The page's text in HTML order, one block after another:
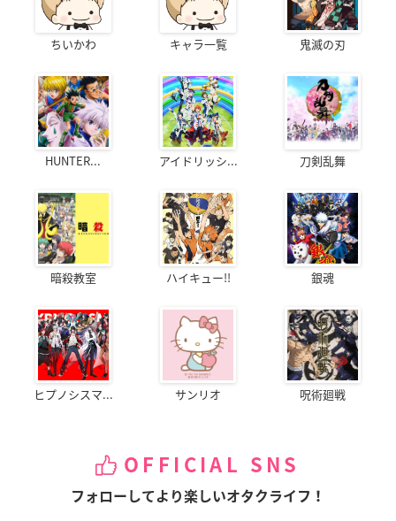
ちいかわ キャラ一覧 鬼滅の刃
HUNTER... アイドリッシ... 刀剣乱舞
暗殺教室 ハイキュー!! 銀魂
ヒプノシスマ... サンリオ 呪術廻戦
OFFICIAL SNS
フォローしてより楽しいオタクライフ！